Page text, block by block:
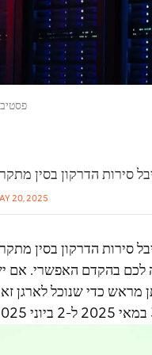
סירות הדרקון בסין
20, 2025
לכם בהקדם האפשרי. אם